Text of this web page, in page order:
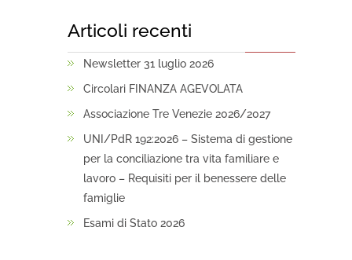
Articoli recenti
Newsletter 31 luglio 2026
Circolari FINANZA AGEVOLATA
Associazione Tre Venezie 2026/2027
UNI/PdR 192:2026 – Sistema di gestione
per la conciliazione tra vita familiare e
lavoro – Requisiti per il benessere delle
famiglie
Esami di Stato 2026